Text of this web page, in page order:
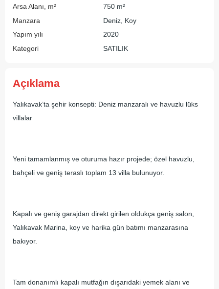
Arsa Alanı, m²
750 m²
Manzara
Deniz, Koy
Yapım yılı
2020
Kategori
SATILIK
Açıklama
Yalıkavak’ta şehir konsepti: Deniz manzaralı ve havuzlu lüks
villalar
Yeni tamamlanmış ve oturuma hazır projede; özel havuzlu,
bahçeli ve geniş teraslı toplam 13 villa bulunuyor.
Kapalı ve geniş garajdan direkt girilen oldukça geniş salon,
Yalıkavak Marina, koy ve harika gün batımı manzarasına
bakıyor.
Tam donanımlı kapalı mutfağın dışarıdaki yemek alanı ve